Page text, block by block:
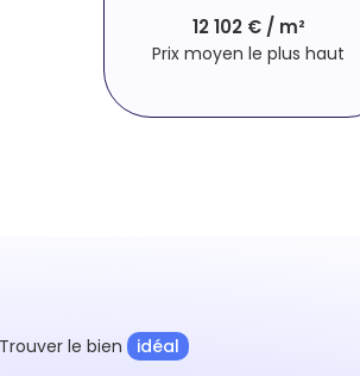
12 102 € / m²
Prix moyen le plus haut
Trouver le bien idéal